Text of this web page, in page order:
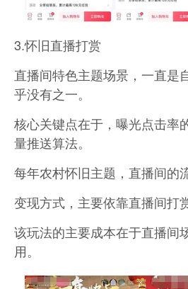
3.怀旧直播打赏
直播间特色主题场景，一直是
乎没有之一。
核心关键点在于，曝光点击率
量推送算法。
每年农村怀旧主题，直播间的
变现方式，主要依靠直播间打赏
该玩法的主要成本在于直播间
用。